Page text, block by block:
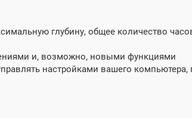
глубину, общее количество
и, возможно, новыми функциями
настройками вашего компьютера,